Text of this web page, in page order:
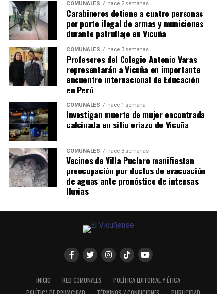
COMUNALES hace 2 semanas
Carabineros detiene a cuatro personas
por porte ilegal de armas y municiones
durante patrullaje en Vicuña
COMUNALES hace 3 semanas
Profesores del Colegio Antonio Varas
representarán a Vicuña en importante
encuentro internacional de Educación
en Perú
COMUNALES hace 1 semana
Investigan muerte de mujer encontrada
calcinada en sitio eriazo de Vicuña
COMUNALES hace 3 semanas
Vecinos de Villa Puclaro manifiestan
preocupación por ductos de evacuación
de aguas ante pronóstico de intensas
lluvias
INICIO RED COMUNALES
POLÍTICA EDITORIAL Y ÉTICA